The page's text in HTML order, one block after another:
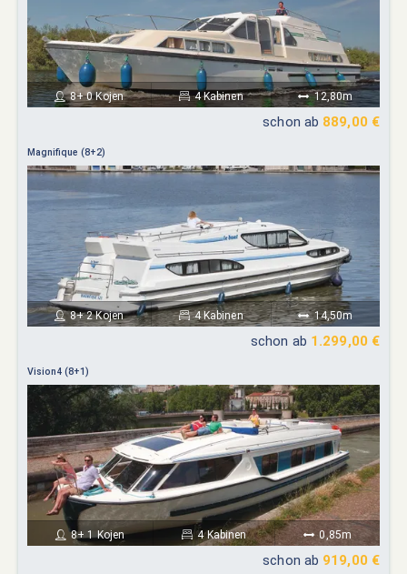
8+ 0 Kojen 4 Kabinen 12,80m
schon ab 889,00 €
Magnifique (8+2)
8+ 2 Kojen 4 Kabinen 14,50m
schon ab 1.299,00 €
Vision4 (8+1)
8+ 1 Kojen 4 Kabinen 0,85m
schon ab 919,00 €